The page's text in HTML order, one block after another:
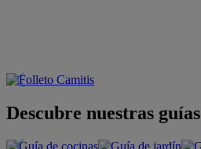
Descubre nuestras guías